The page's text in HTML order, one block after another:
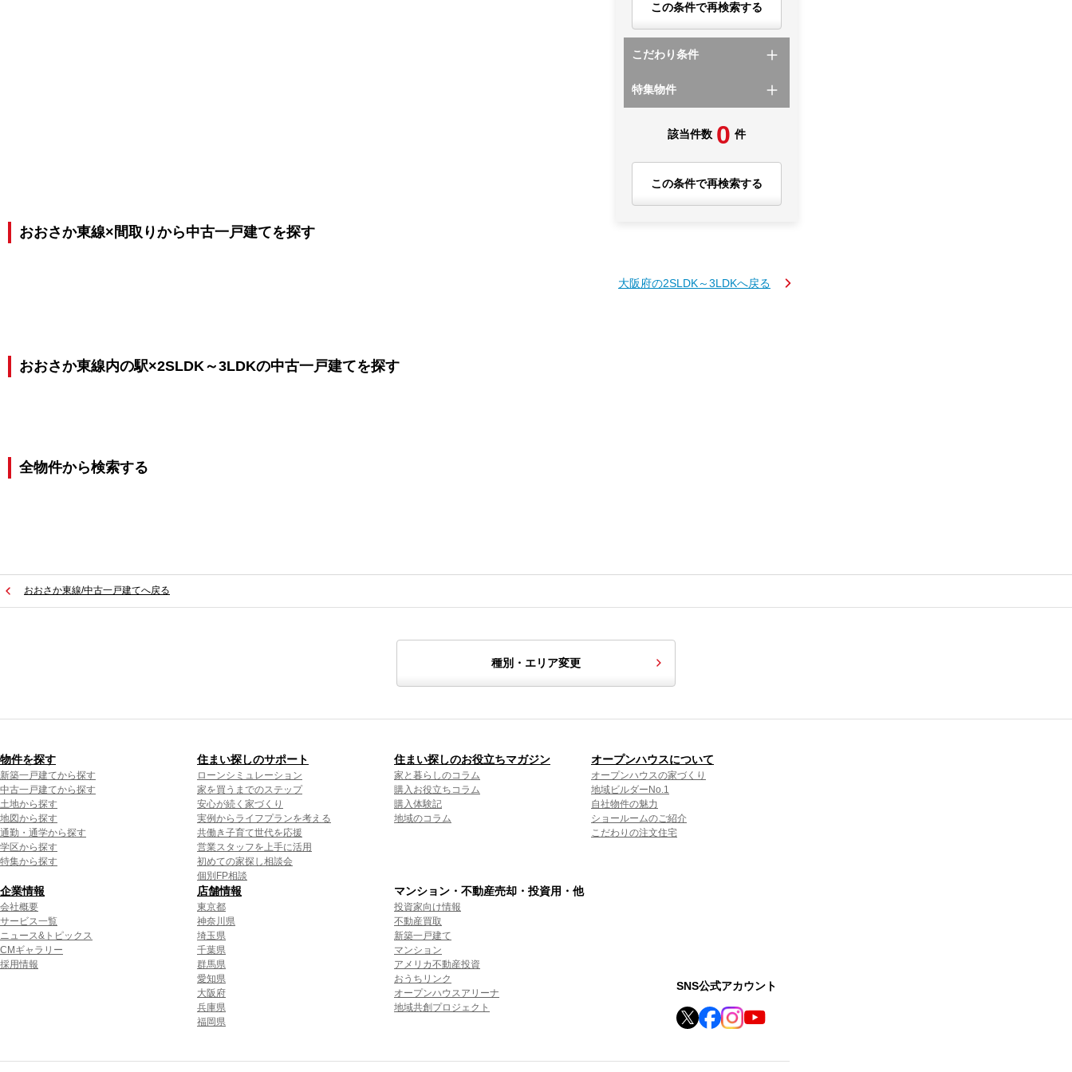
この条件で再検索する
こだわり条件
特集物件
該当件数 0 件
この条件で再検索する
おおさか東線×間取りから中古一戸建てを探す
大阪府の2SLDK～3LDKへ戻る
おおさか東線内の駅×2SLDK～3LDKの中古一戸建てを探す
全物件から検索する
おおさか東線/中古一戸建てへ戻る
種別・エリア変更
物件を探す
新築一戸建てから探す
中古一戸建てから探す
土地から探す
地図から探す
通勤・通学から探す
学区から探す
特集から探す
住まい探しのサポート
ローンシミュレーション
家を買うまでのステップ
安心が続く家づくり
実例からライフプランを考える
共働き子育て世代を応援
営業スタッフを上手に活用
初めての家探し相談会
個別FP相談
住まい探しのお役立ちマガジン
家と暮らしのコラム
購入お役立ちコラム
購入体験記
地域のコラム
オープンハウスについて
オープンハウスの家づくり
地域ビルダーNo.1
自社物件の魅力
ショールームのご紹介
こだわりの注文住宅
企業情報
会社概要
サービス一覧
ニュース&トピックス
CMギャラリー
採用情報
店舗情報
東京都
神奈川県
埼玉県
千葉県
群馬県
愛知県
大阪府
兵庫県
福岡県
マンション・不動産売却・投資用・他
投資家向け情報
不動産買取
新築一戸建て
マンション
アメリカ不動産投資
おうちリンク
オープンハウスアリーナ
地域共創プロジェクト
SNS公式アカウント